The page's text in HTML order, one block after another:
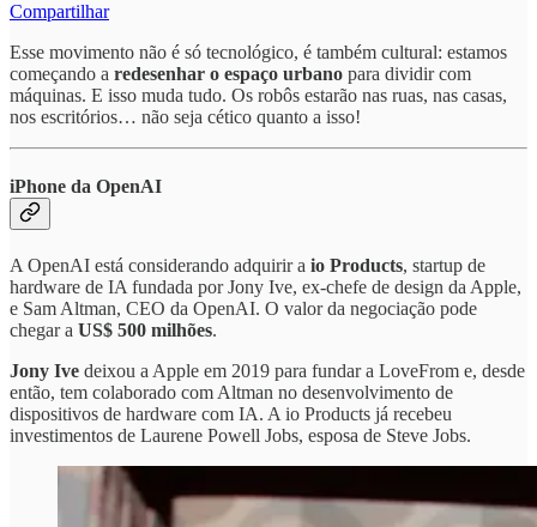
Compartilhar
Esse movimento não é só tecnológico, é também cultural: estamos
começando a redesenhar o espaço urbano para dividir com
máquinas. E isso muda tudo. Os robôs estarão nas ruas, nas casas,
nos escritórios… não seja cético quanto a isso!
iPhone da OpenAI
A OpenAI está considerando adquirir a io Products, startup de
hardware de IA fundada por Jony Ive, ex-chefe de design da Apple,
e Sam Altman, CEO da OpenAI. O valor da negociação pode
chegar a US$ 500 milhões.
Jony Ive deixou a Apple em 2019 para fundar a LoveFrom e, desde
então, tem colaborado com Altman no desenvolvimento de
dispositivos de hardware com IA. A io Products já recebeu
investimentos de Laurene Powell Jobs, esposa de Steve Jobs.